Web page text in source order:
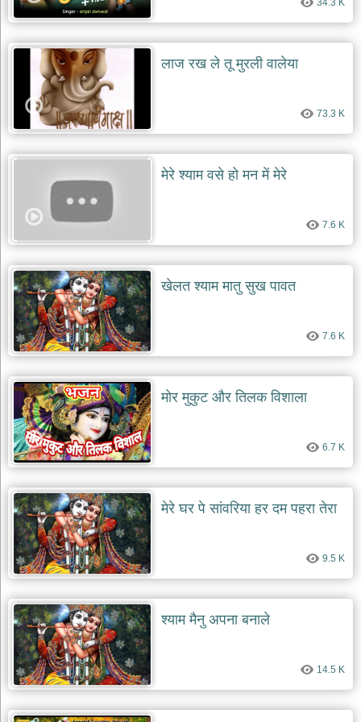
लाज रख ले तू मुरली वालेया
73.3 K
मेरे श्याम वसे हो मन में मेरे
7.6 K
खेलत श्याम मातु सुख पावत
7.6 K
मोर मुकुट और तिलक विशाला
6.7 K
मेरे घर पे सांवरिया हर दम पहरा तेरा
9.5 K
श्याम मैनु अपना बनाले
14.5 K